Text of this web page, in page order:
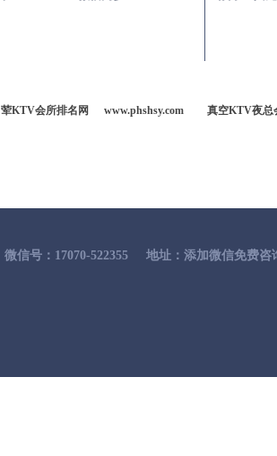
荤KTV会所排名网 www.phshsy.com 真空KTV夜总
微信号：17070-522355 地址：添加微信免费咨